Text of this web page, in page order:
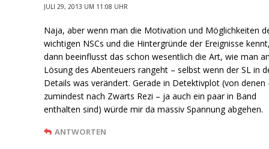
JULI 29, 2013 UM 11:08 UHR
Naja, aber wenn man die Motivation und Möglichkeiten
wichtigen NSCs und die Hintergründe der Ereignisse
dann beeinflusst das schon wesentlich die Art, wie man
Lösung des Abenteuers rangeht – selbst wenn der SL in
Details was verändert. Gerade in Detektivplot (von denen
zumindest nach Zwarts Rezi – ja auch ein paar in Band
enthalten sind) würde mir da massiv Spannung abgehen.
ANTWORTEN